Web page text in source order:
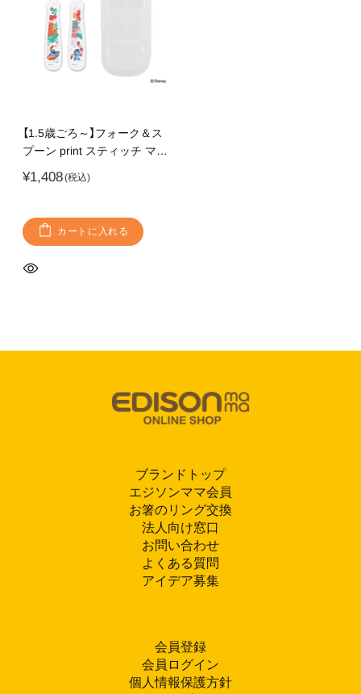
【1.5歳ごろ～】フォーク＆ス
プーン print スティッチ マル
ラクター 燕三条ステンレス
¥1,408
カートに入れる
ブランドトップ
エジソンママ会員
お箸のリング交換
法人向け窓口
お問い合わせ
よくある質問
アイデア募集
会員登録
会員ログイン
個人情報保護方針